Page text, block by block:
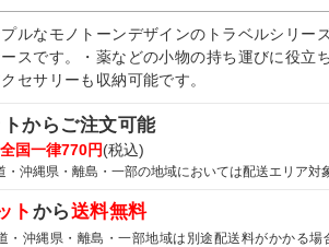
プルなモノトーンデザインのトラベルシリー
スです。・薬などの小物の持ち運びに役立
セサリーも収納可能です。
からご注文可能
全国一律770円(税込)
沖縄県・離島・一部の地域においては配送エリア対
ト から送料無料
・沖縄県・離島・一部地域は別途配送料がかかる場